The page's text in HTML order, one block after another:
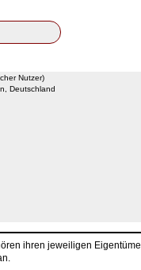
Nutzer)
Deutschland
ihren jeweiligen